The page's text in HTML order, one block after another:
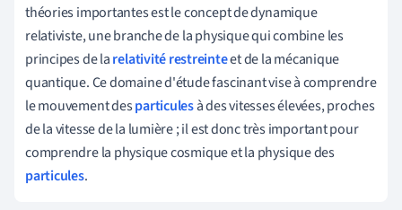
théories importantes est le concept de dynamique
relativiste, une branche de la physique qui combine les
principes de larelativité restreinteet de la mécanique
quantique. Ce domaine d'étude fascinant vise à comprendre
le mouvement desparticulesà des vitesses élevées, proches
de la vitesse de la lumière ; il est donc très important pour
comprendre la physique cosmique et la physique des
particules.